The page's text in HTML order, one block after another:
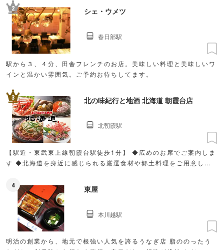
2 シェ・ウメツ
駅から３、４分、田舎フレンチのお店。美味しい料理と美味しいワ
インと温かい雰囲気。ご予約お待ちしてます。
春日部駅
3 北の味紀行と地酒 北海道 朝霞台店
【駅近・東武東上線朝霞台駅徒歩1分】 ◆広めのお席でご案内しま
す ◆北海道を身近に感じられる厳選食材や郷土料理をご用意しま
北朝霞駅
4 東屋
明治の創業から、地元で根強い人気を誇るうなぎ店 脂ののったう
本川越駅